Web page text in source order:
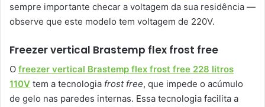
sempre importante checar a voltagem da sua residência —
observe que este modelo tem voltagem de 220V.
Freezer vertical Brastemp flex frost free
O freezer vertical Brastemp flex frost free 228 litros
110V tem a tecnologia frost free, que impede o acúmulo
de gelo nas paredes internas. Essa tecnologia facilita a